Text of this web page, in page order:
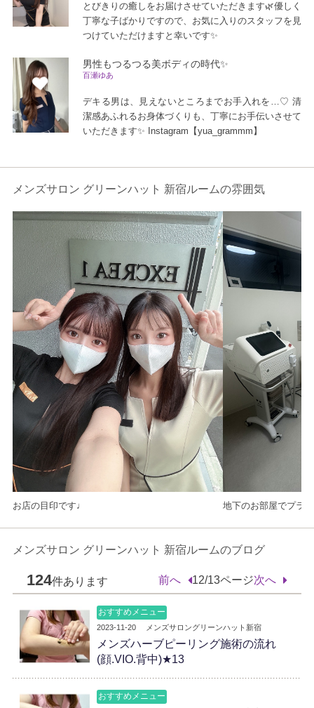
とびきりの癒しをお届けさせていただきます🌿優しく
丁寧な子ばかりですので、お気に入りのスタッフを見
つけていただけますと幸いです✨
男性もつるつる美ボディの時代✨
百瀬ゆあ
デキる男は、見えないところまでお手入れを…♡ 清
潔感あふれるお身体づくりも、丁寧にお手伝いさせて
いただきます✨ Instagram【yua_grammm】
メンズサロン グリーンハット 新宿ルームの雰囲気
お店の目印です♩ 地下のお部屋でプラ
メンズサロン グリーンハット 新宿ルームのブログ
124件あります 前へ 12/13ページ次へ
おすすめメニュー
2023-11-20 メンズサロングリーンハット新宿
メンズハーブピーリング施術の流れ
(顔.VIO.背中)★13
おすすめメニュー